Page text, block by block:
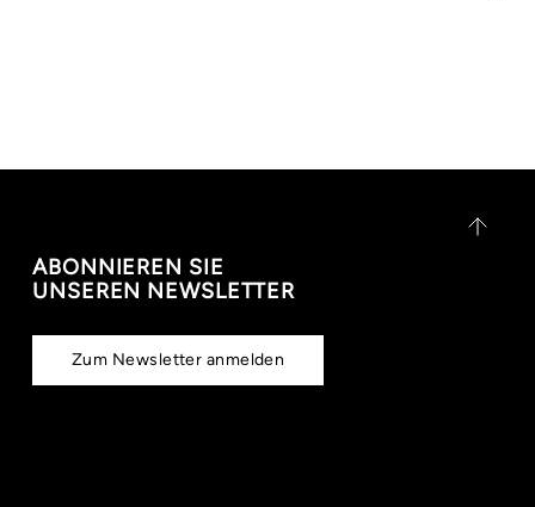
ABONNIEREN SIE
UNSEREN NEWSLETTER
Zum Newsletter anmelden